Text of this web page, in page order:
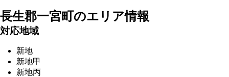
長生郡一宮町のエリア情報
対応地域
新地
新地甲
新地丙